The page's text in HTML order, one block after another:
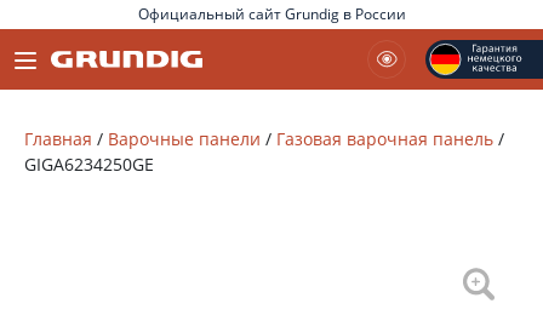
Официальный сайт Grundig в России
Главная / Варочные панели / Газовая варочная панель /
GIGA6234250GE